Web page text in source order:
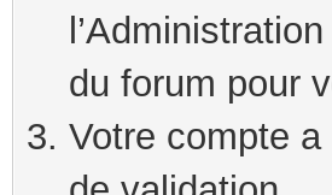
du forum pour
Votre compte